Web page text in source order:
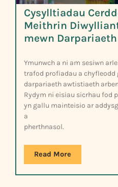
Cysylltiadau
Meithrin
mewn
Ymunwch a ni am sesiwn
trafod profiadau a chyfleodd
darpariaeth awtistiaeth
Rydym ni eisiau sicrhau fod
yn gallu mainteisio ar
a
pherthnasol.
Read More